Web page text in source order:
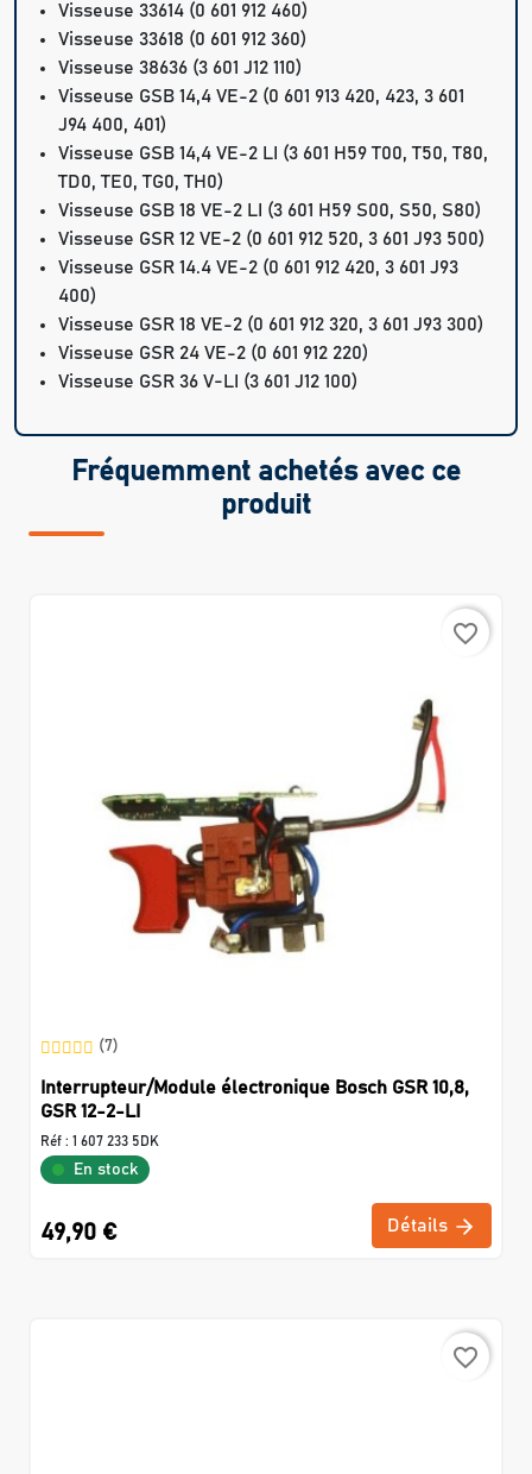
Visseuse 33614 (0 601 912 460)
Visseuse 33618 (0 601 912 360)
Visseuse 38636 (3 601 J12 110)
Visseuse GSB 14,4 VE-2 (0 601 913 420, 423, 3 601
J94 400, 401)
Visseuse GSB 14,4 VE-2 LI (3 601 H59 T00, T50, T80,
TD0, TE0, TG0, TH0)
Visseuse GSB 18 VE-2 LI (3 601 H59 S00, S50, S80)
Visseuse GSR 12 VE-2 (0 601 912 520, 3 601 J93 500)
Visseuse GSR 14.4 VE-2 (0 601 912 420, 3 601 J93
400)
Visseuse GSR 18 VE-2 (0 601 912 320, 3 601 J93 300)
Visseuse GSR 24 VE-2 (0 601 912 220)
Visseuse GSR 36 V-LI (3 601 J12 100)
Fréquemment achetés avec ce
produit
favorite_border
(7)
Interrupteur/Module électronique Bosch GSR 10,8,
GSR 12-2-LI
Réf : 1 607 233 5DK
En stock
49,90 € Détails
favorite_border